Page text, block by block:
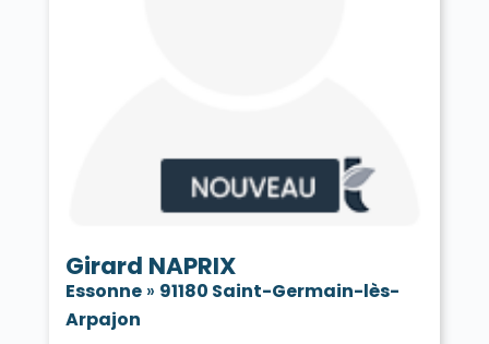
Girard NAPRIX
Essonne» 91180 Saint-Germain-lès-
Arpajon